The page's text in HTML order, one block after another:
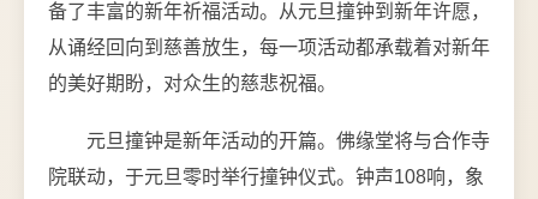
备了丰富的新年祈福活动。从元旦撞钟到新年许愿，
从诵经回向到慈善放生，每一项活动都承载着对新年
的美好期盼，对众生的慈悲祝福。
元旦撞钟是新年活动的开篇。佛缘堂将与合作寺
院联动，于元旦零时举行撞钟仪式。钟声108响，象